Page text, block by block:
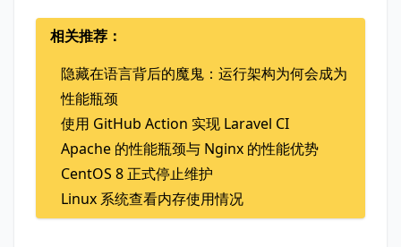
相关推荐：
隐藏在语言背后的魔鬼：运行架构为何会成为
性能瓶颈
使用 GitHub Action 实现 Laravel CI
Apache 的性能瓶颈与 Nginx 的性能优势
CentOS 8 正式停止维护
Linux 系统查看内存使用情况